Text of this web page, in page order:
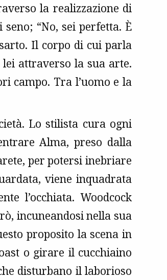
la realizzazione di
“No, sei perfetta. È
Il corpo di cui parla
attraverso la sua arte.
campo. Tra l’uomo e la
Lo stilista cura ogni
Alma, preso dalla
per potersi inebriare
viene inquadrata
l’occhiata. Woodcock
incuneandosi nella sua
proposito la scena in
o girare il cucchiaino
disturbano il laborioso